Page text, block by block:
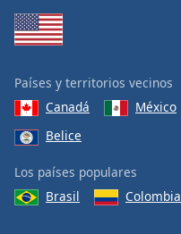
Países y territorios vecinos
Canadá
México
Belice
Los países populares
Brasil
Colombia